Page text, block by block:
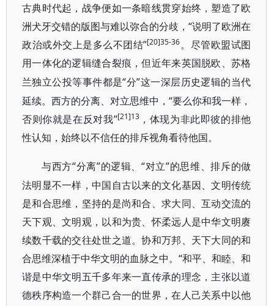
古典时代起，战争便如一条暗线贯穿始终，塑造了欧
洲犬牙交错的版图与难以弥合的分歧，“说明了欧洲在
政治或外交上是多么不团结”[20]35-36。尽管欧盟试图
用一体化的逻辑缝合裂痕，但近年来英国脱欧、苏格
兰独立公投等事件都是“分”这一深层历史逻辑的当代
延续。西方的分离、对立思维中，“要么你和我一样，
否则你就是在反对我”[21]13，体现为非此即彼的排他
性认知，始终以不信任的排斥视角看待他国。
与西方“分离”的逻辑、“对立”的思维、排斥的做
法明显不一样，中国自古以来的文化基因、文明传统
是和合思维，坚持的是尚和合、求大同、互动交流的
天下观、文明观，以和为贵、怀柔远人是中华文明赓
续数千载的交往处世之道。协和万邦、天下大同的和
合思维深植于中华文明的血脉之中。“和平、和睦、和
谐是中华文明五千多年来一直传承的理念，主张以道
德秩序构造一个群己合一的世界，在人己关系中以他